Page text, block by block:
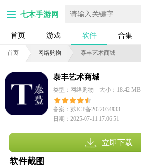
七木手游网
首页 游戏 软件 合集
首页 网络购物 泰丰艺术商城
泰丰艺术商城
类型：网络购物 大小：18.42 MB
备案：苏ICP备2022034933
号-3A
日期：2025-07-11 17:06:51
立即下载
软件截图